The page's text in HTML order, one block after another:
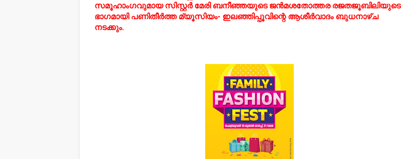
സമൂഹാംഗവുമായ സിസ്റ്റര്‍ മേരി ബനീഞ്ഞയുടെ ജന്‍മശതോത്തര രജതജൂബിലിയുടെ
ഭാഗമായി പണിതീര്‍ത്ത മ്യൂസിയം- ഇലഞ്ഞിപ്പൂവിന്റെ ആശീര്‍വാദം ബുധനാഴ്ച
നടക്കും.